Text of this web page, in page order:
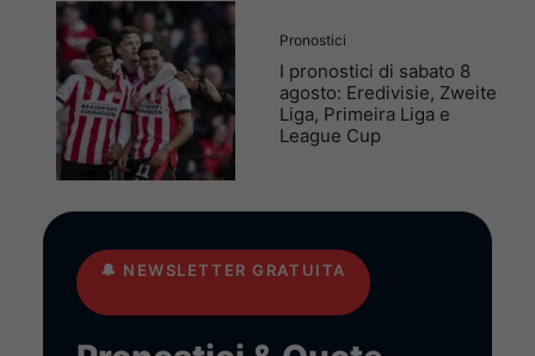
Pronostici
I pronostici di sabato 8
agosto: Eredivisie, Zweite
Liga, Primeira Liga e
League Cup
🔔 NEWSLETTER GRATUITA